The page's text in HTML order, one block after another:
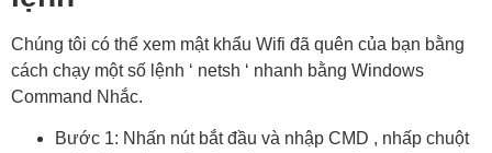
Chúng tôi có thể xem mật khẩu Wifi đã quên của bạn bằng
cách chạy một số lệnh ‘ netsh ‘ nhanh bằng Windows
Command Nhắc.
Bước 1: Nhấn nút bắt đầu và nhập CMD , nhấp chuột